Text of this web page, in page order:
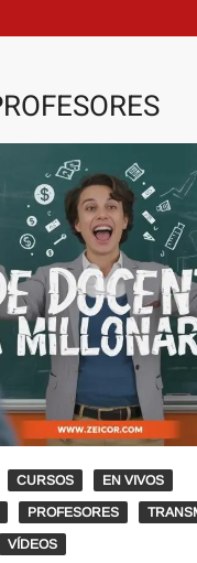
CURSOS EN VIVOS
PROFESORES
VÍDEOS